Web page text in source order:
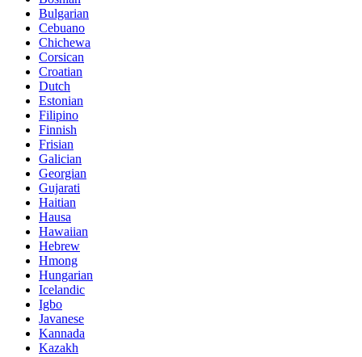
Bulgarian
Cebuano
Chichewa
Corsican
Croatian
Dutch
Estonian
Filipino
Finnish
Frisian
Galician
Georgian
Gujarati
Haitian
Hausa
Hawaiian
Hebrew
Hmong
Hungarian
Icelandic
Igbo
Javanese
Kannada
Kazakh